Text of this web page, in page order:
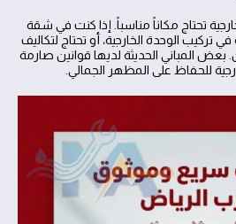
تحتاج مكاناً مناسباً. إذا كنت في شقة
تركيب الوحدة الخارجية، أو تحتاج لتكاليف
بعض المباني الحديثة لديها قوانين صارمة
للحفاظ على المظهر الجمالي.